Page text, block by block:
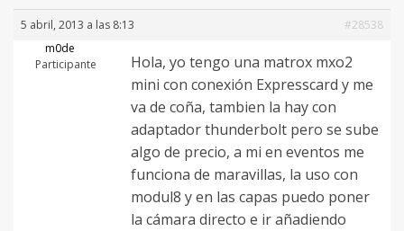
Contacto
Entrar
5 abril, 2013 a las 8:13
#28538
m0de
Participante
Hola, yo tengo una matrox mxo2
mini con conexión Expresscard y me
va de coña, tambien la hay con
adaptador thunderbolt pero se sube
algo de precio, a mi en eventos me
funciona de maravillas, la uso con
modul8 y en las capas puedo poner
la cámara directo e ir añadiendo